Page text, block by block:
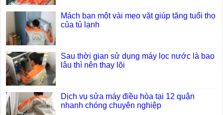
Mách bạn một vài mẹo vặt giúp tăng tuổi thọ
của tủ lạnh
Sau thời gian sử dụng máy lọc nước là bao
lâu thì nên thay lõi
Dịch vụ sửa máy điều hòa tại 12 quận
nhanh chóng chuyên nghiệp